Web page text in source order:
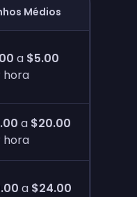
Médios
a $5.00
hora
a $20.00
hora
a $24.00